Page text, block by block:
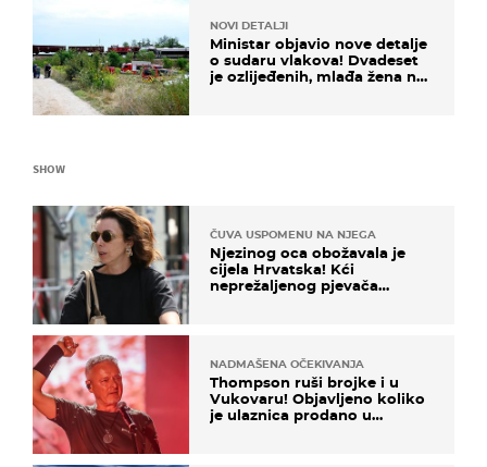
NOVI DETALJI
Ministar objavio nove detalje
o sudaru vlakova! Dvadeset
je ozlijeđenih, mlađa žena na
SHOW
ČUVA USPOMENU NA NJEGA
Njezinog oca obožavala je
cijela Hrvatska! Kći
neprežaljenog pjevača
NADMAŠENA OČEKIVANJA
Thompson ruši brojke i u
Vukovaru! Objavljeno koliko
je ulaznica prodano u